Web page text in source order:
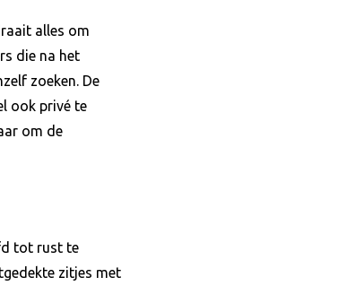
alles om
die na het
zoeken. De
ook privé te
om de
tot rust te
zitjes met